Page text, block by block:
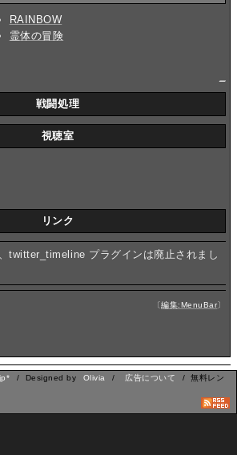
RAINBOW
霊体の冒険
戦闘処理
視聴室
リンク
twitter_timeline プラグインは廃止されまし
〔編集:MenuBar〕
/ Designed by Olivia / 広告について
/ 無料レン